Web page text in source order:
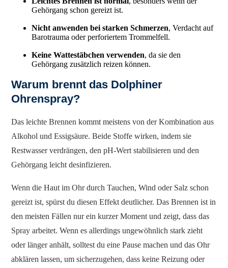
Gehörgang schon gereizt ist.
Nicht anwenden bei starken Schmerzen, Verdacht auf
Barotrauma oder perforiertem Trommelfell.
Keine Wattestäbchen verwenden, da sie den
Gehörgang zusätzlich reizen können.
Warum brennt das Dolphiner
Ohrenspray?
Das leichte Brennen kommt meistens von der Kombination aus
Alkohol und Essigsäure. Beide Stoffe wirken, indem sie
Restwasser verdrängen, den pH-Wert stabilisieren und den
Gehörgang leicht desinfizieren.
Wenn die Haut im Ohr durch Tauchen, Wind oder Salz schon
gereizt ist, spürst du diesen Effekt deutlicher. Das Brennen ist in
den meisten Fällen nur ein kurzer Moment und zeigt, dass das
Spray arbeitet. Wenn es allerdings ungewöhnlich stark zieht
oder länger anhält, solltest du eine Pause machen und das Ohr
abklären lassen, um sicherzugehen, dass keine Reizung oder